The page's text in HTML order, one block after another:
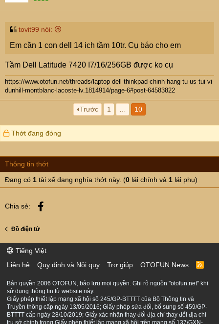
n
s
tovit99 nói:
Em cần 1 con dell 14 ich tầm 10tr. Cụ báo cho em
Tầm Dell Latitude 7420 I7/16/256GB được ko cụ
https://www.otofun.net/threads/laptop-dell-thinkpad-chinh-hang-tu-us-tui-vi-
dunhill-montblanc-lacoste-lv.1814914/page-6#post-64583822
Trước 1 10
Thớt đang đóng
Thông tin thớt
Đang có 1 tài xế đang nghía thớt này. (0 lái chính và 1 lái phụ)
Chia sẻ:
Đồ điện tử
Tiếng Việt
Liên hệ
Quy định và Nội quy Trợ giúp OTOFUN News
R
S
Bản quyền 2006 OTOFUN, bảo lưu mọi quyền. Ghi rõ nguồn "otofun.net" khi
sử dụng thông tin từ website này.
Giấy phép thiết lập mạng xã hội số 245/GP-BTTTT của Bộ Thông tin và
Truyền thông cấp ngày 13/05/2016; Giấy phép sửa đổi, bổ sung số 459/GP-
BTTTT cấp ngày 28/10/2019; Giấy xác nhận thay đổi địa chỉ thay đổi địa chỉ
trụ sở chính trong Giấy phép thiết lập mạng xã hội trên mạng số 137/GXN-